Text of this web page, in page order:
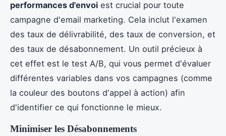
performances d'envoi est crucial pour toute
campagne d'email marketing. Cela inclut l'examen
des taux de délivrabilité, des taux de conversion, et
des taux de désabonnement. Un outil précieux à
cet effet est le test A/B, qui vous permet d'évaluer
différentes variables dans vos campagnes (comme
la couleur des boutons d'appel à action) afin
d'identifier ce qui fonctionne le mieux.
Minimiser les Désabonnements